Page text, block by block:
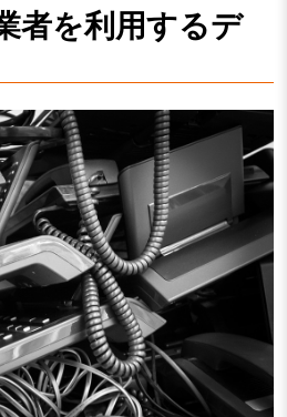
者を利用するデ